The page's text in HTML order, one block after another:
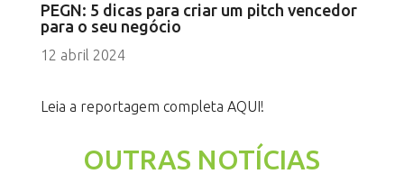
PEGN: 5 dicas para criar um pitch vencedor
para o seu negócio
12 abril 2024
Leia a reportagem completa AQUI!
OUTRAS NOTÍCIAS